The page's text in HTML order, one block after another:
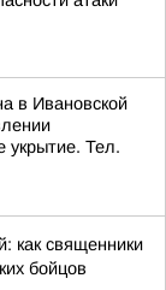
в Ивановской
укрытие. Тел.
как священники
бойцов